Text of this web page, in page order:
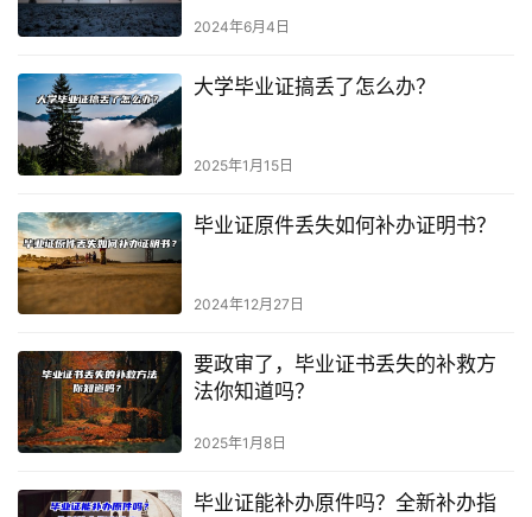
2024年6月4日
大学毕业证搞丢了怎么办？
2025年1月15日
毕业证原件丢失如何补办证明书？
2024年12月27日
要政审了，毕业证书丢失的补救方
法你知道吗？
2025年1月8日
毕业证能补办原件吗？全新补办指